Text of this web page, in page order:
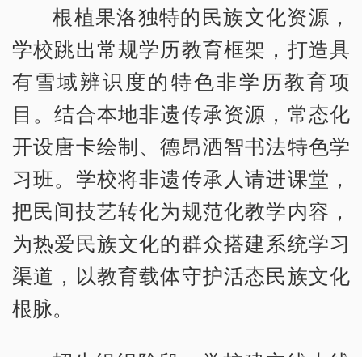
根植果洛独特的民族文化资源，
学校跳出常规学历教育框架，打造具
有雪域辨识度的特色非学历教育项
目。结合本地非遗传承资源，常态化
开设唐卡绘制、德昂洒智书法特色学
习班。学校将非遗传承人请进课堂，
把民间技艺转化为规范化教学内容，
为热爱民族文化的群众搭建系统学习
渠道，以教育载体守护活态民族文化
根脉。